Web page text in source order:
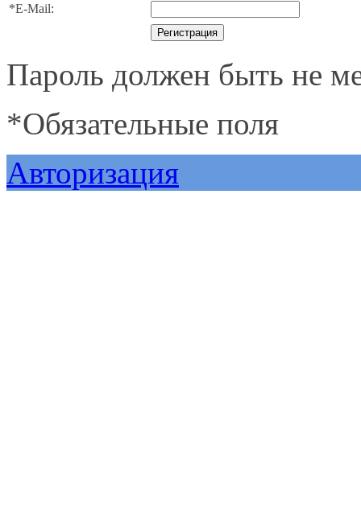
*E-Mail:
Пароль должен быть не
*Обязательные поля
Авторизация